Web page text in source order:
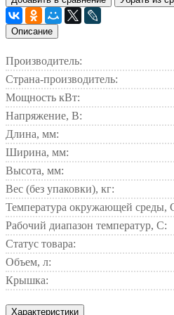
Описание
Производитель:
Страна-производитель:
Мощность кВт:
Напряжение, В:
Длина, мм:
Ширина, мм:
Высота, мм:
Вес (без упаковки), кг:
Температура окружающей среды,
Рабочий диапазон температур, С:
Статус товара:
Объем, л:
Крышка:
Характеристики